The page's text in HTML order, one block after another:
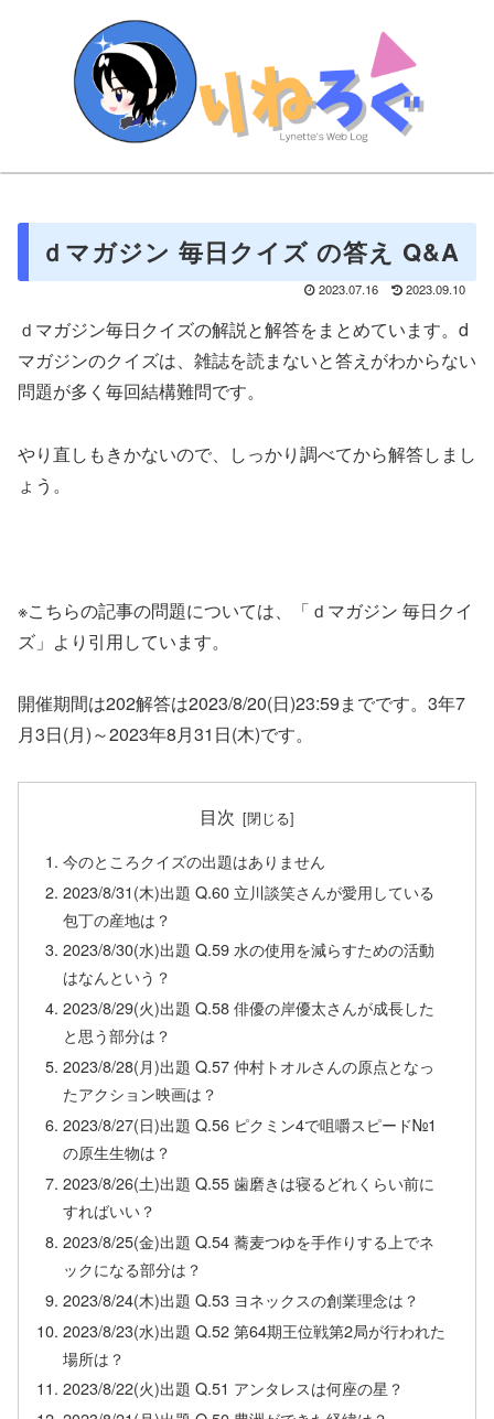
ｄマガジン 毎日クイズ の答え Q&A
2023.07.16 2023.09.10
ｄマガジン毎日クイズの解説と解答をまとめています。d
マガジンのクイズは、雑誌を読まないと答えがわからない
問題が多く毎回結構難問です。
やり直しもきかないので、しっかり調べてから解答しまし
ょう。
※こちらの記事の問題については、「ｄマガジン 毎日クイ
ズ」より引用しています。
開催期間は202解答は2023/8/20(日)23:59までです。3年7
月3日(月)～2023年8月31日(木)です。
目次
今のところクイズの出題はありません
2023/8/31(木)出題 Q.60 立川談笑さんが愛用している
包丁の産地は？
2023/8/30(水)出題 Q.59 水の使用を減らすための活動
はなんという？
2023/8/29(火)出題 Q.58 俳優の岸優太さんが成長した
と思う部分は？
2023/8/28(月)出題 Q.57 仲村トオルさんの原点となっ
たアクション映画は？
2023/8/27(日)出題 Q.56 ピクミン4で咀嚼スピード№1
の原生生物は？
2023/8/26(土)出題 Q.55 歯磨きは寝るどれくらい前に
すればいい？
2023/8/25(金)出題 Q.54 蕎麦つゆを手作りする上でネ
ックになる部分は？
2023/8/24(木)出題 Q.53 ヨネックスの創業理念は？
2023/8/23(水)出題 Q.52 第64期王位戦第2局が行われた
場所は？
2023/8/22(火)出題 Q.51 アンタレスは何座の星？